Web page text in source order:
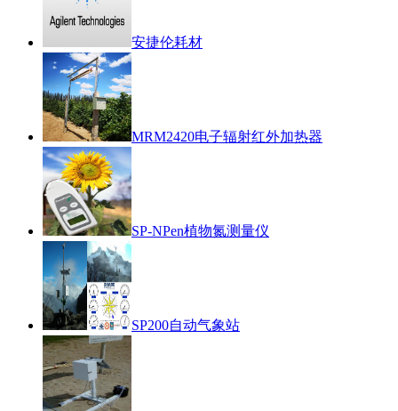
安捷伦耗材
MRM2420电子辐射红外加热器
SP-NPen植物氮测量仪
SP200自动气象站